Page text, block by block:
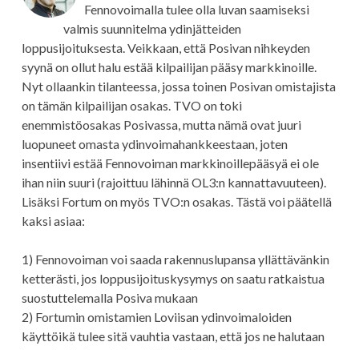
Fennovoimalla tulee olla luvan saamiseksi
valmis suunnitelma ydinjätteiden
loppusijoituksesta. Veikkaan, että Posivan nihkeyden
syynä on ollut halu estää kilpailijan pääsy markkinoille.
Nyt ollaankin tilanteessa, jossa toinen Posivan omistajista
on tämän kilpailijan osakas. TVO on toki
enemmistöosakas Posivassa, mutta nämä ovat juuri
luopuneet omasta ydinvoimahankkeestaan, joten
insentiivi estää Fennovoiman markkinoillepääsyä ei ole
ihan niin suuri (rajoittuu lähinnä OL3:n kannattavuuteen).
Lisäksi Fortum on myös TVO:n osakas. Tästä voi päätellä
kaksi asiaa:
1) Fennovoiman voi saada rakennuslupansa yllättävänkin
ketterästi, jos loppusijoituskysymys on saatu ratkaistua
suostuttelemalla Posiva mukaan
2) Fortumin omistamien Loviisan ydinvoimaloiden
käyttöikä tulee sitä vauhtia vastaan, että jos ne halutaan